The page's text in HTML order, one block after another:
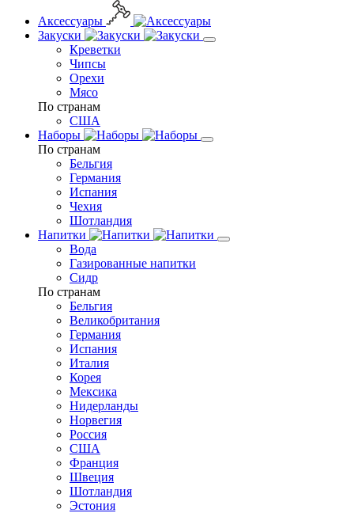
Аксессуары
Закуски
Креветки
Чипсы
Орехи
Мясо
По странам
США
Наборы
По странам
Бельгия
Германия
Испания
Чехия
Шотландия
Напитки
Вода
Газированные напитки
Сидр
По странам
Бельгия
Великобритания
Германия
Испания
Италия
Корея
Мексика
Нидерланды
Норвегия
Россия
США
Франция
Швеция
Шотландия
Эстония